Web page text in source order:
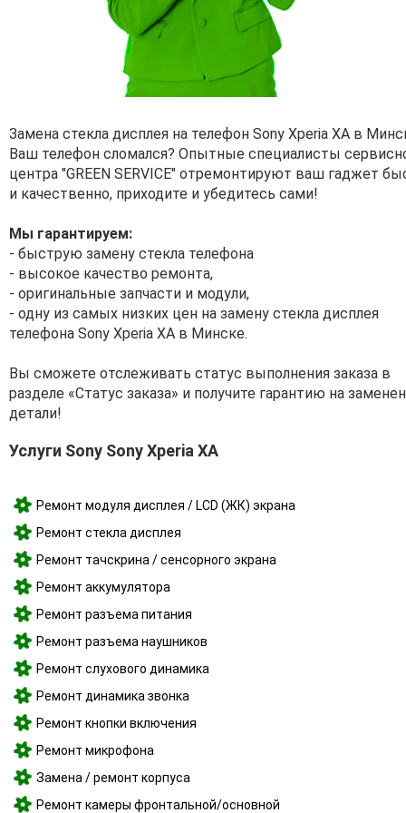
Замена стекла дисплея на телефон Sony Xperia XA в
Ваш телефон сломался? Опытные специалисты
центра "GREEN SERVICE" отремонтируют ваш гаджет
и качественно, приходите и убедитесь сами!
Мы гарантируем:
- быструю замену стекла телефона
- высокое качество ремонта,
- оригинальные запчасти и модули,
- одну из самых низких цен на замену стекла дисплея
телефона Sony Xperia XA в Минске.
Вы сможете отслеживать статус выполнения заказа в
разделе «Статус заказа» и получите гарантию на
детали!
Услуги Sony Sony Xperia XA
Ремонт модуля дисплея / LCD (ЖК) экрана
Ремонт стекла дисплея
Ремонт тачскрина / сенсорного экрана
Ремонт аккумулятора
Ремонт разъема питания
Ремонт разъема наушников
Ремонт слухового динамика
Ремонт динамика звонка
Ремонт кнопки включения
Ремонт микрофона
Замена / ремонт корпуса
Ремонт камеры фронтальной/основной